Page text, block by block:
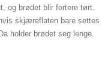
og brødet blir fortere tørt.
skjæreflaten bare settes
holder brødet seg lenge.